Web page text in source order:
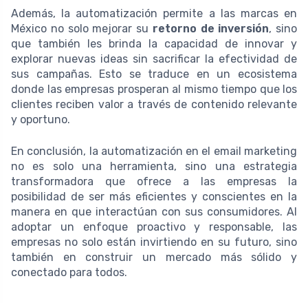
Además, la automatización permite a las marcas en
México no solo mejorar su retorno de inversión, sino
que también les brinda la capacidad de innovar y
explorar nuevas ideas sin sacrificar la efectividad de
sus campañas. Esto se traduce en un ecosistema
donde las empresas prosperan al mismo tiempo que los
clientes reciben valor a través de contenido relevante
y oportuno.
En conclusión, la automatización en el email marketing
no es solo una herramienta, sino una estrategia
transformadora que ofrece a las empresas la
posibilidad de ser más eficientes y conscientes en la
manera en que interactúan con sus consumidores. Al
adoptar un enfoque proactivo y responsable, las
empresas no solo están invirtiendo en su futuro, sino
también en construir un mercado más sólido y
conectado para todos.